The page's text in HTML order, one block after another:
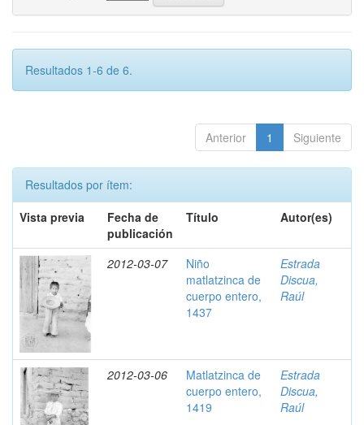
Resultados 1-6 de 6.
Anterior 1 Siguiente
Resultados por ítem:
Vista previa
Fecha de
publicación
Título Autor(es)
2012-03-07
Niño
matlatzinca de
cuerpo entero,
1437
Estrada
Discua,
Raúl
2012-03-06
Matlatzinca de
cuerpo entero,
1419
Estrada
Discua,
Raúl